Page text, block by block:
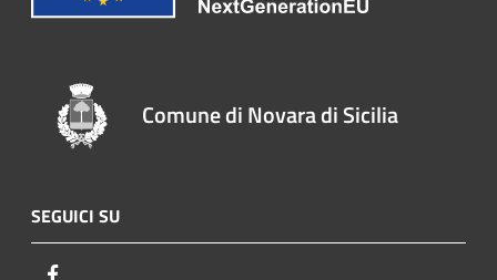
Comune di Novara di Sicilia
SEGUICI SU